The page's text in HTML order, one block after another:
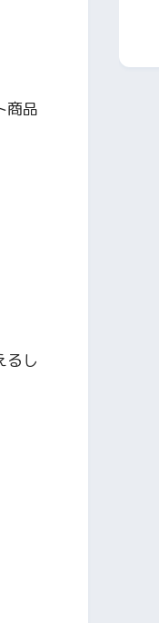
商品
るし